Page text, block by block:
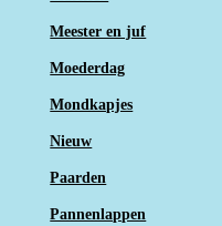
Meester en juf
Moederdag
Mondkapjes
Nieuw
Paarden
Pannenlappen